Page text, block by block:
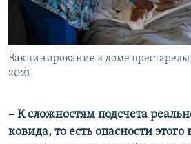
Вакцинирование в доме
2021
– К сложностям подсчета
ковида, то есть опасности